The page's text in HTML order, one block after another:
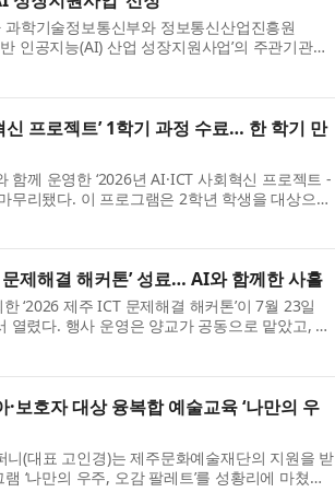
학기술정보통신부와 정보통신산업진흥원
인공지능(AI) 산업 성장지원사업’의 주관기관으
한 이번 공모에서 네피리...
프로젝트’ 1학기 과정 수료… 한 학기 만
께 운영한 ‘2026년 AI·ICT 사회혁신 프로젝트 -
무리됐다. 이 프로그램은 2학년 학생을 대상으로
간씩 총 10회차로 ...
제해결 해커톤’ 성료… AI와 함께한 사흘
‘2026 제주 ICT 문제해결 해커톤’이 7월 23일
렸다. 행사 운영은 양교가 공동으로 맡았고, 교
담당했다. 이번 해커...
보호자 대상 융복합 예술교육 ‘나만의 우
(대표 고인경)는 제주문화예술재단의 지원을 받
‘나만의 우주, 오감 팔레트’를 성황리에 마쳤다
53명의 영유아와 ...